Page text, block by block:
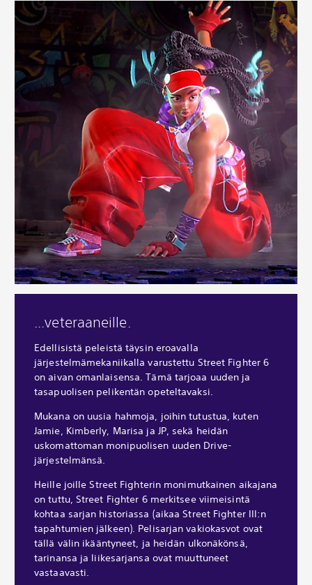
...veteraaneille.
Edellisistä peleistä täysin eroavalla
järjestelmämekaniikalla varustettu Street Fighter 6
on aivan omanlaisensa. Tämä tarjoaa uuden ja
tasapuolisen pelikentän opeteltavaksi.
Mukana on uusia hahmoja, joihin tutustua, kuten
Jamie, Kimberly, Marisa ja JP, sekä heidän
uskomattoman monipuolisen uuden Drive-
järjestelmänsä.
Heille joille Street Fighterin monimutkainen aikajana
on tuttu, Street Fighter 6 merkitsee viimeisintä
kohtaa sarjan historiassa (aikaa Street Fighter III:n
tapahtumien jälkeen). Pelisarjan vakiokasvot ovat
tällä välin ikääntyneet, ja heidän ulkonäkönsä,
tarinansa ja liikesarjansa ovat muuttuneet
vastaavasti.